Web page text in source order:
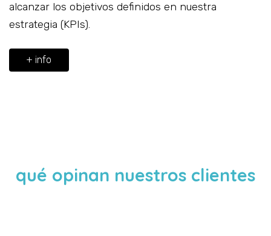
alcanzar los objetivos definidos en nuestra
estrategia (KPIs).
+ info
qué opinan nuestros clientes